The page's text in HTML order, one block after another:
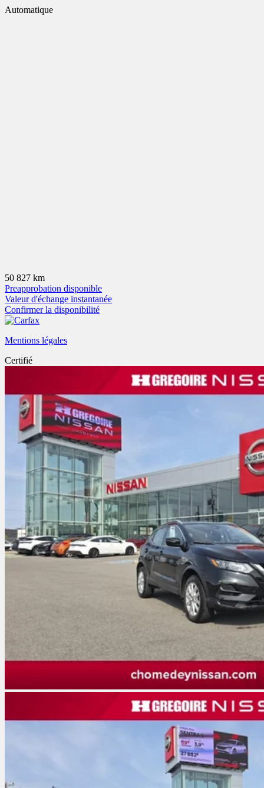
Automatique
50 827 km
Preapprobation disponible
Valeur d'échange instantanée
Confirmer la disponibilité
Mentions légales
Certifié